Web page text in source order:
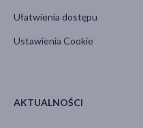
Ułatwienia dostępu
Ustawienia Cookie
AKTUALNOŚCI